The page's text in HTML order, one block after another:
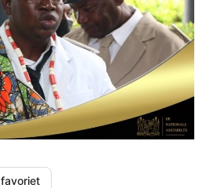
favoriet